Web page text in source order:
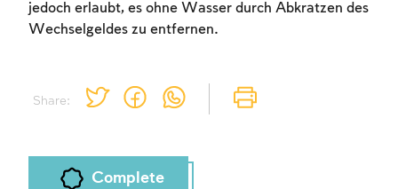
Share:
jedoch erlaubt, es ohne Wasser durch Abkratzen des
Wechselgeldes zu entfernen.
Complete
Sign up Login